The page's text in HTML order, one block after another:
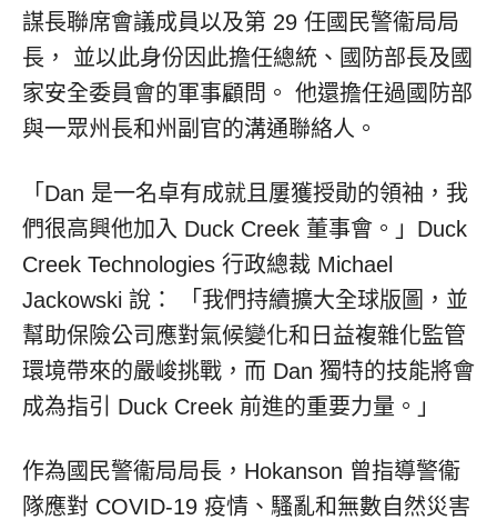
謀長聯席會議成員以及第 29 任國民警衞局局
長， 並以此身份因此擔任總統、國防部長及國
家安全委員會的軍事顧問。 他還擔任過國防部
與一眾州長和州副官的溝通聯絡人。
「Dan 是一名卓有成就且屢獲授勛的領袖，我
們很高興他加入 Duck Creek 董事會。」Duck
Creek Technologies 行政總裁 Michael
Jackowski 說： 「我們持續擴大全球版圖，並
幫助保險公司應對氣候變化和日益複雜化監管
環境帶來的嚴峻挑戰，而 Dan 獨特的技能將會
成為指引 Duck Creek 前進的重要力量。」
作為國民警衞局局長，Hokanson 曾指導警衞
隊應對 COVID-19 疫情、騷亂和無數自然災害